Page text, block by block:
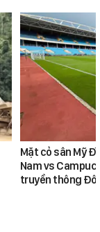
Mặt cỏ sân Mỹ
Nam vs
truyền thông